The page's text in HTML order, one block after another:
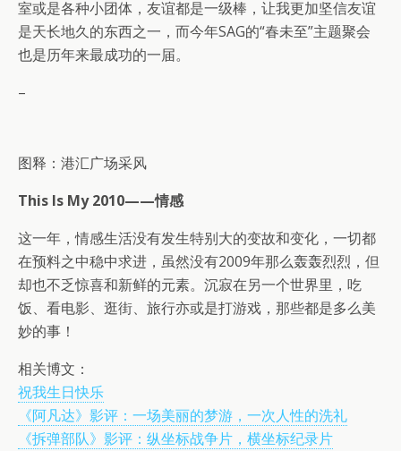
室或是各种小团体，友谊都是一级棒，让我更加坚信友谊
是天长地久的东西之一，而今年SAG的“春未至”主题聚会
也是历年来最成功的一届。
–
图释：港汇广场采风
This Is My 2010——情感
这一年，情感生活没有发生特别大的变故和变化，一切都
在预料之中稳中求进，虽然没有2009年那么轰轰烈烈，但
却也不乏惊喜和新鲜的元素。沉寂在另一个世界里，吃
饭、看电影、逛街、旅行亦或是打游戏，那些都是多么美
妙的事！
相关博文：
祝我生日快乐
《阿凡达》影评：一场美丽的梦游，一次人性的洗礼
《拆弹部队》影评：纵坐标战争片，横坐标纪录片